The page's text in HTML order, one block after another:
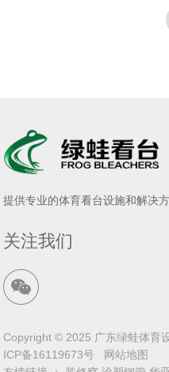
提供专业的体育看台设施和解决
关注我们
Copyright © 2025 广东绿蛙体育
ICP备16119673号
网站地图